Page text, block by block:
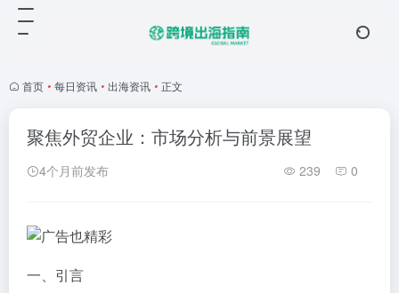
首页 • 每日资讯 • 出海资讯 • 正文
聚焦外贸企业：市场分析与前景展望
4个月前发布 239 0
一、引言